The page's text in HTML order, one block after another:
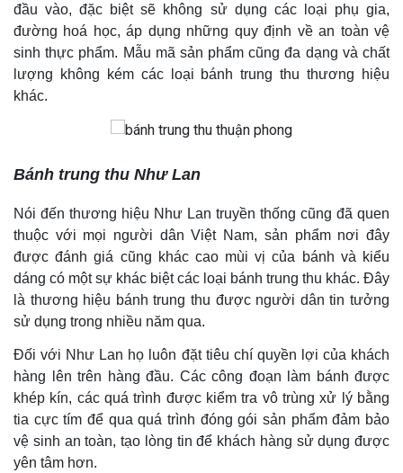
đầu vào, đặc biệt sẽ không sử dụng các loại phụ gia,
đường hoá học, áp dụng những quy định về an toàn vệ
sinh thực phẩm. Mẫu mã sản phẩm cũng đa dạng và chất
lượng không kém các loại bánh trung thu thương hiệu
khác.
Bánh trung thu Như Lan
Nói đến thương hiệu Như Lan truyền thống cũng đã quen
thuộc với mọi người dân Việt Nam, sản phẩm nơi đây
được đánh giá cũng khác cao mùi vị của bánh và kiểu
dáng có một sự khác biệt các loại bánh trung thu khác. Đây
là thương hiệu bánh trung thu được người dân tin tưởng
sử dụng trong nhiều năm qua.
Đối với Như Lan họ luôn đặt tiêu chí quyền lợi của khách
hàng lên trên hàng đầu. Các công đoạn làm bánh được
khép kín, các quá trình được kiểm tra vô trùng xử lý bằng
tia cực tím để qua quá trình đóng gói sản phẩm đảm bảo
vệ sinh an toàn, tạo lòng tin để khách hàng sử dụng được
yên tâm hơn.